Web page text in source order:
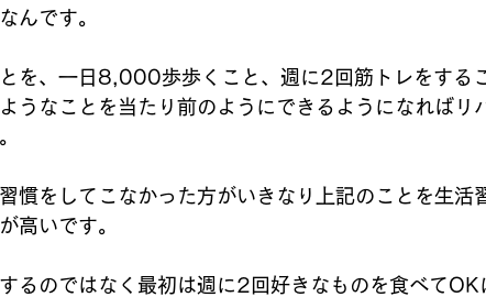
んです。
を、一日8,000歩歩くこと、週に2回筋トレをする
うなことを当たり前のようにできるようになればリ
慣をしてこなかった方がいきなり上記のことを生活
高いです。
るのではなく最初は週に2回好きなものを食べてOK